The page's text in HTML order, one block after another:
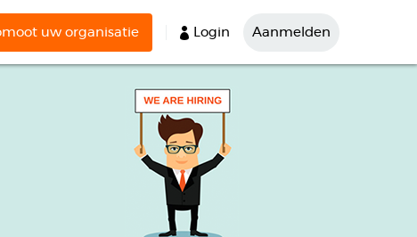
uw organisatie Login Aanmelden